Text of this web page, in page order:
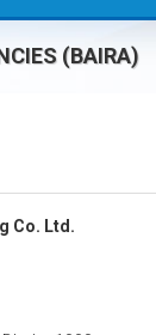
(BAIRA)
Co. Ltd.